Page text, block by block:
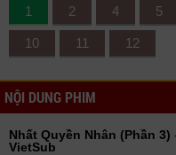
1 2 4 5
10 11 12
NỘI DUNG PHIM
Nhất Quyền Nhân (Phần 3)
VietSub